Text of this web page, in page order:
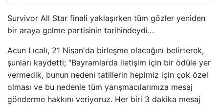
Survivor All Star finali yaklaşırken tüm gözler yeniden
bir araya gelme partisinin tarihindeydi…
Acun Lıcalı, 21 Nisan'da birleşme olacağını belirterek,
şunları kaydetti; “Bayramlarda iletişim için bir ödüle yer
vermedik, bunun nedeni tatillerin hepimiz için çok özel
olması ve bu nedenle tüm yarışmacılarımıza mesaj
gönderme hakkını veriyoruz. Her biri 3 dakika mesaj